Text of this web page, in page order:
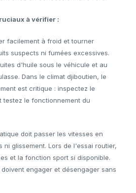
à vérifier :
facilement à froid et tourner
suspects ni fumées excessives.
d'huile sous le véhicule et au
Dans le climat djiboutien, le
est critique : inspectez le
testez le fonctionnement du
doit passer les vitesses en
ni glissement. Lors de l'essai routier,
et la fonction sport si disponible.
engager et désengager sans